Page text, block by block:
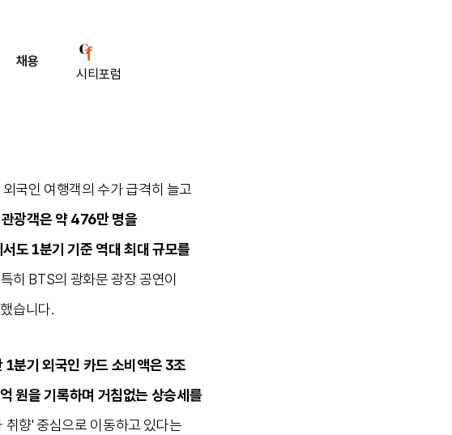
채용
시티포럼
국인 여행객의 수가 급격히 늘고
광객은 약 476만 명을
도 1분기 기준 역대 최대 규모를
히 BTS의 광화문 광장 공연이
습니다.
1분기 외국인 카드 소비액은 3조
원을 기록하며 거침없는 상승세를
향' 중심으로 이동하고 있다는